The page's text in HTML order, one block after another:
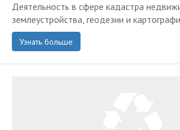
Деятельность в сфере кадастра
землеустройства, геодезии и
Узнать больше